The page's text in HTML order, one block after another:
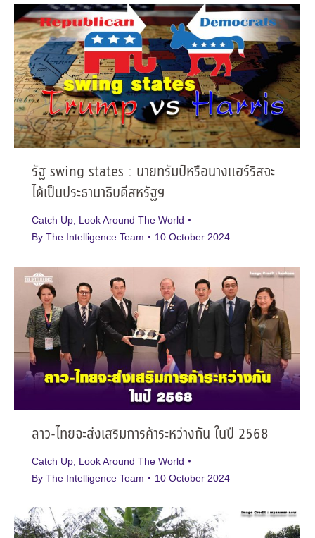
รัฐ swing states : นายทรัมป์หรือนางแฮร์ริสจะ
ได้เป็นประธานาธิบดีสหรัฐฯ
Catch Up Look Around The World
By The Intelligence Team 10 October 2024
ลาว-ไทยจะส่งเสริมการค้าระหว่างกัน ในปี 2568
Catch Up Look Around The World
By The Intelligence Team 10 October 2024